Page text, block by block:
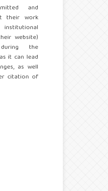
and
their work
website)
the
it can lead
as well
citation of